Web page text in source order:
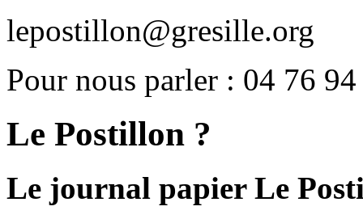
lepostillon@gresille.org
Pour nous parler : 04 76
Le Postillon ?
Le journal papier Le